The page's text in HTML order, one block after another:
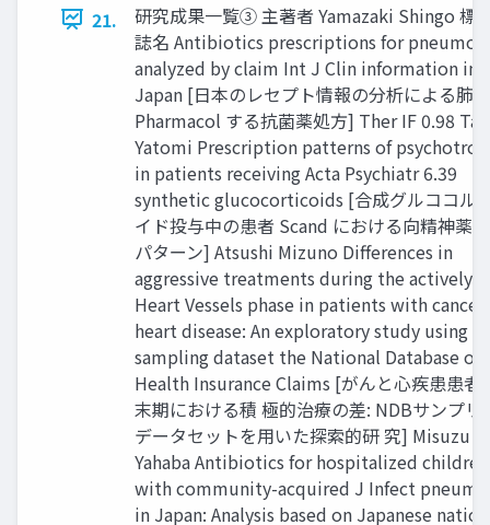
21.
研究成果一覧③ 主著者 Yamazaki Shingo 標
誌名 Antibiotics prescriptions for
analyzed by claim Int J Clin information in
Japan [日本のレセプト情報の分析による肺
Pharmacol する抗菌薬処方] Ther IF 0.98
Yatomi Prescription patterns of
in patients receiving Acta Psychiatr 6.39
synthetic glucocorticoids [合成グルココル
イド投与中の患者 Scand における向精神薬
パターン] Atsushi Mizuno Differences in
aggressive treatments during the actively
Heart Vessels phase in patients with cancer
heart disease: An exploratory study using
sampling dataset the National Database of
Health Insurance Claims [がんと心疾患患者
末期における積 極的治療の差: NDBサンプリ
データセットを用いた探索的研 究] Misuzu
Yahaba Antibiotics for hospitalized children
with community-acquired J Infect
in Japan: Analysis based on Japanese